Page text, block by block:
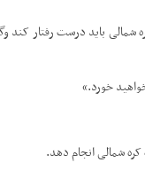
شمالی باید درست رفتار
خورد.»
شمالی انجام دهد.